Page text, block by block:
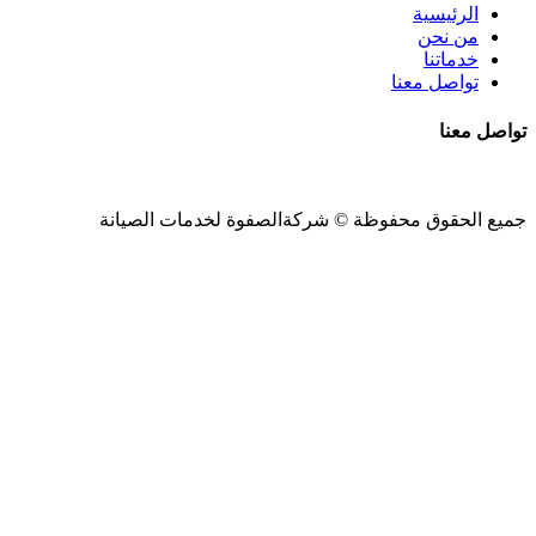
الرئيسية
من نحن
خدماتنا
تواصل معنا
تواصل معنا
جميع الحقوق محفوظة © شركةالصفوة لخدمات الصيانة